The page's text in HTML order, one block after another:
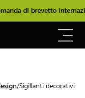
di brevetto
Sigillanti decorativi